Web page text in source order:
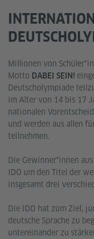
Millionen von
Motto DABEI SEIN!
Deutscholympiade
im Alter von 14 bis 17
nationalen
und werden aus allen
teilnehmen.
Die Gewinner*innen
IDO um den Titel der
insgesamt drei
Die IDO hat zum Ziel,
deutsche Sprache zu
untereinander zu